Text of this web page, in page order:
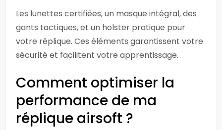
Les lunettes certifiées, un masque intégral, des
gants tactiques, et un holster pratique pour
votre réplique. Ces éléments garantissent votre
sécurité et facilitent votre apprentissage.
Comment optimiser la
performance de ma
réplique airsoft ?